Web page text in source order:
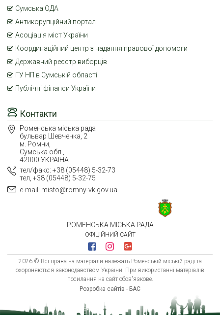
РОМЕНСЬКА МІСЬКА РАДА
ОФІЦІЙНИЙ САЙТ
2026 © Всі права на матеріали належать Роменській міській раді та
охороняються законодавством України. При використанні матеріалів
посилання на сайт обов'язкове.
Розробка сайтів - БАС
Контакти
Роменська міська рада
бульвар Шевченка, 2
м. Ромни,
Сумська обл.,
42000 УКРАЇНА
тел/факс: +38 (05448) 5-32-73
тел, +38 (05448) 5-32-75
e-mail: misto@romny-vk.gov.ua
Сумська ОДА
Антикорупційний портал
Асоціація міст України
Координаційний центр з надання правової допомоги
Державний реєстр виборців
ГУ НП в Сумській області
Публічні фінанси України